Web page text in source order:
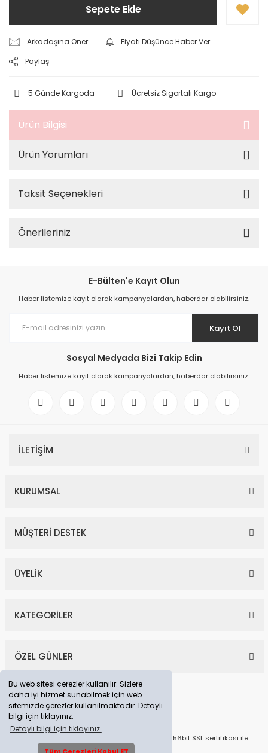
Bu web sitesi çerezler kullanılır. Sizlere
daha iyi hizmet sunabilmek için web
sitemizde çerezler kullanılmaktadır. Detaylı
bilgi için tıklayınız.
Detaylı bilgi için tıklayınız.
Sepete Ekle
Arkadaşına Öner
Fiyatı Düşünce Haber Ver
Paylaş
5 Günde Kargoda Ücretsiz Sigortalı Kargo
Ürün Bilgisi
Ürün Yorumları
Taksit Seçenekleri
Önerileriniz
E-Bülten'e Kayıt Olun
Haber listemize kayıt olarak kampanyalardan, haberdar olabilirsiniz.
Kayıt Ol
Sosyal Medyada Bizi Takip Edin
Haber listemize kayıt olarak kampanyalardan, haberdar olabilirsiniz.
İLETİŞİM
KURUMSAL
MÜŞTERİ DESTEK
ÜYELİK
KATEGORİLER
ÖZEL GÜNLER
© Tüm Hakları Saklıdır. Kredi kartı bilgileriniz 256bit SSL sertifikası ile
korunmaktadır.